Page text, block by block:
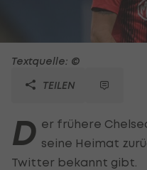
Textquelle: ©
TEILEN
D er frühere
seine Heimat
Twitter bekannt gibt.